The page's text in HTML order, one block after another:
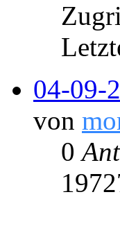
04-09-
von
0